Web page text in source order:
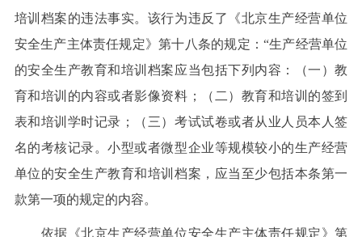
培训档案的违法事实。该行为违反了《北京生产经营单位
安全生产主体责任规定》第十八条的规定：“生产经营单位
的安全生产教育和培训档案应当包括下列内容：（一）教
育和培训的内容或者影像资料；（二）教育和培训的签到
表和培训学时记录；（三）考试试卷或者从业人员本人签
名的考核记录。小型或者微型企业等规模较小的生产经营
单位的安全生产教育和培训档案，应当至少包括本条第一
款第一项的规定的内容。
依据《北京生产经营单位安全生产主体责任规定》第